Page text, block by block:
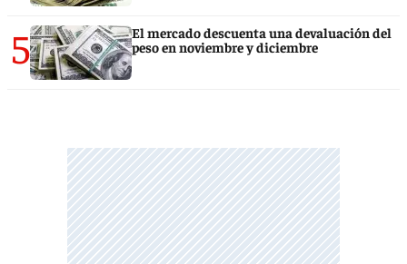
5
El mercado descuenta una devaluación del
peso en noviembre y diciembre